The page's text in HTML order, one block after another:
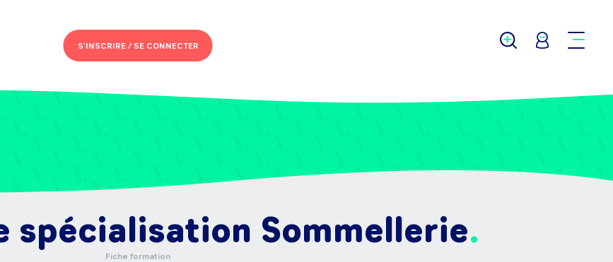
S'INSCRIRE /SE CONNECTER
spécialisation Sommellerie
Fiche formation